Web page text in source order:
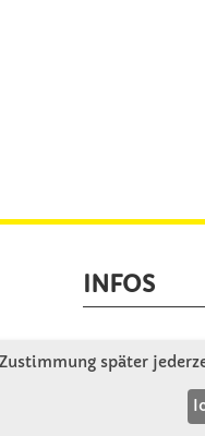
INFOS
Zahlung &
Rücksendung
später